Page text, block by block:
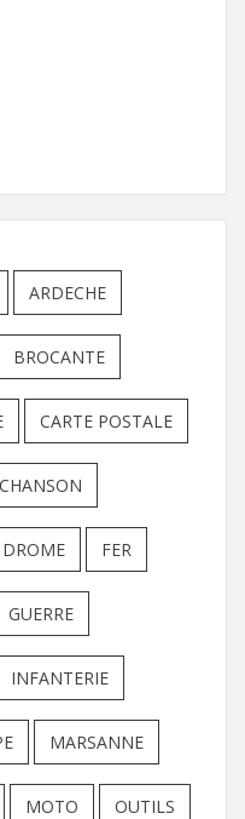
ARDECHE
BROCANTE
CARTE POSTALE
CHANSON
DROME FER
GUERRE
INFANTERIE
MARSANNE
MOTO OUTILS